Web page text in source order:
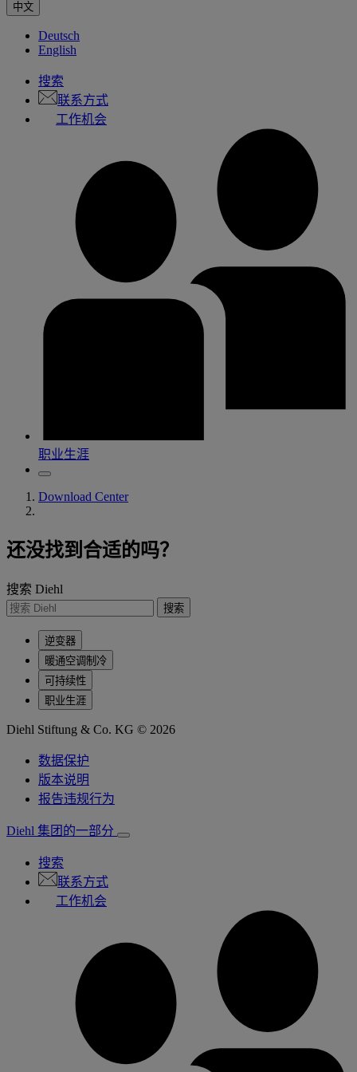
中文
Deutsch
English
搜索
联系方式
工作机会
职业生涯
Download Center
还没找到合适的吗？
搜索 Diehl
搜索
逆变器
暖通空调制冷
可持续性
职业生涯
Diehl Stiftung & Co. KG © 2026
数据保护
版本说明
报告违规行为
Diehl 集团的一部分
搜索
联系方式
工作机会